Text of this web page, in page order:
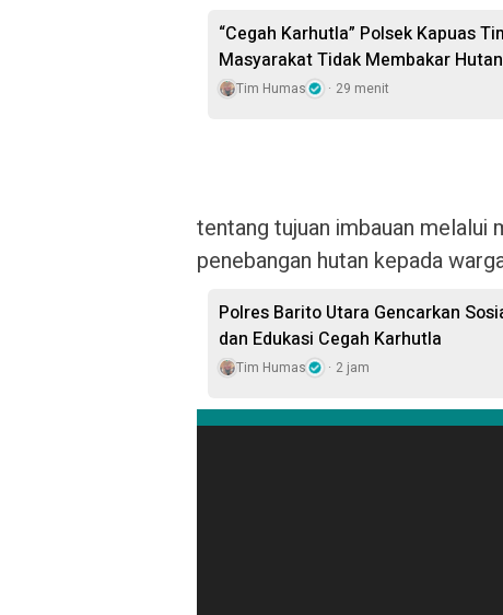
“Cegah Karhutla” Polsek Kapuas
Masyarakat Tidak Membakar
Tim Humas 29 menit
tentang tujuan imbauan
penebangan hutan kepada
Polres Barito Utara Gencarkan
dan Edukasi Cegah Karhutla
Tim Humas 2 jam